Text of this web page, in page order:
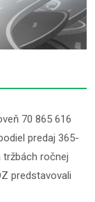
70 865 616
predaj 365-
tržbách ročnej
predstavovali